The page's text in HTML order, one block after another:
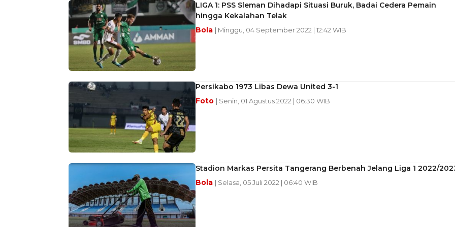
LIGA 1: PSS Sleman Dihadapi Situasi Buruk, Badai Cedera Pemain
hingga Kekalahan Telak
Bola | Minggu, 04 September 2022 | 12:42 WIB
Persikabo 1973 Libas Dewa United 3-1
Foto | Senin, 01 Agustus 2022 | 06:30 WIB
Stadion Markas Persita Tangerang Berbenah Jelang Liga 1 2022/
Bola | Selasa, 05 Juli 2022 | 06:40 WIB